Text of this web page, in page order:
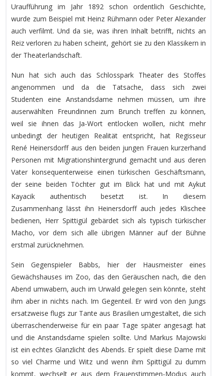
Uraufführung im Jahr 1892 schon ordentlich Geschichte,
wurde zum Beispiel mit Heinz Rühmann oder Peter Alexander
auch verfilmt. Und da sie, was ihren Inhalt betrifft, nichts an
Reiz verloren zu haben scheint, gehört sie zu den Klassikern in
der Theaterlandschaft.
Nun hat sich auch das Schlosspark Theater des Stoffes
angenommen und da die Tatsache, dass sich zwei
Studenten eine Anstandsdame nehmen müssen, um ihre
auserwählten Freundinnen zum Brunch treffen zu können,
weil sie ihnen das Ja-Wort entlocken wollen, nicht mehr
unbedingt der heutigen Realität entspricht, hat Regisseur
René Heinersdorff aus den beiden jungen Frauen kurzerhand
Personen mit Migrationshintergrund gemacht und aus deren
Vater konsequenterweise einen türkischen Geschäftsmann,
der seine beiden Töchter gut im Blick hat und mit Aykut
Kayacik authentisch besetzt ist. In diesem
Zusammenhang lässt ihn Heinersdorff auch jedes Klischee
bedienen, Herr Spittigül gebärdet sich als typisch türkischer
Macho, vor dem sich alle übrigen Männer auf der Bühne
erstmal zurücknehmen.
Sein Gegenspieler Babbs, hier der Hausmeister eines
Gewächshauses im Zoo, das den Geräuschen nach, die den
Abend umwabern, auch im Urwald gelegen sein könnte, steht
ihm aber in nichts nach. Im Gegenteil. Er wird von den Jungs
ersatzweise flugs zur Tante aus Brasilien umgestaltet, die sich
überraschenderweise für ein paar Tage später angesagt hat
und die Anstandsdame spielen sollte. Und Markus Majowski
ist ein echtes Glanzlicht des Abends. Er spielt diese Dame mit
so viel Charme und Witz und wenn ihm Spittigül zu dumm
kommt, wechselt er aus dem Frauenstimmen-Modus auch